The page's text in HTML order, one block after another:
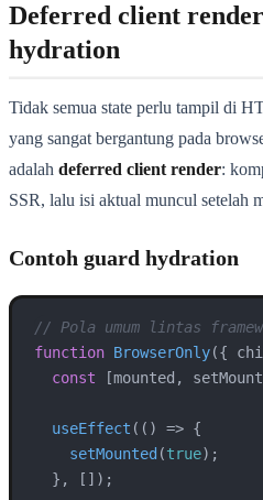
Deferred client
hydration
Tidak semua state perlu tampil di
yang sangat bergantung pada
adalah deferred client render:
SSR, lalu isi aktual muncul setelah
Contoh guard hydration
// Pola umum lintas
function BrowserOnly({
const [mounted,
useEffect ( () => {
setMounted (true);
  }, []);